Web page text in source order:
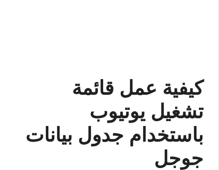
كيفية عمل قائمة
تشغيل يوتيوب
باستخدام جدول بيانات
جوجل